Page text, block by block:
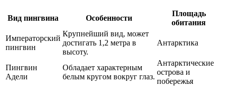
Вид пингвина Особенности
Площадь
обитания
Императорский
пингвин
Крупнейший вид, может
достигать 1,2 метра в
высоту.
Антарктика
Пингвин
Адели
Обладает характерным
белым кругом вокруг глаз.
Антарктические
острова и
побережья